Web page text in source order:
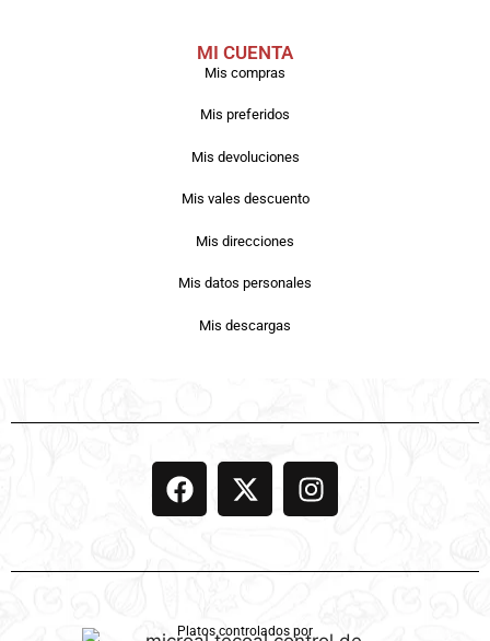
MI CUENTA
Mis compras
Mis preferidos
Mis devoluciones
Mis vales descuento
Mis direcciones
Mis datos personales
Mis descargas
Platos controlados por